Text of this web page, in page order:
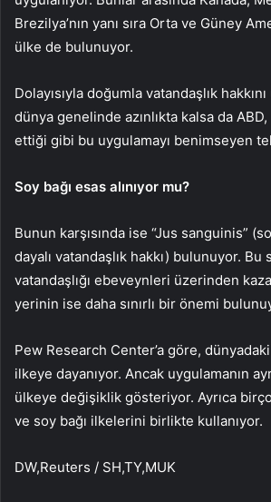
Brezilya’nın yanı sıra Orta ve Güney
ülke de bulunuyor.
Dolayısıyla doğumla vatandaşlık
dünya genelinde azınlıkta kalsa da ABD,
ettiği gibi bu uygulamayı benimseyen
Soy bağı esas alınıyor mu?
Bunun karşısında ise “Jus sanguinis”
dayalı vatandaşlık hakkı) bulunuyor.
vatandaşlığı ebeveynleri üzerinden
yerinin ise daha sınırlı bir önemi
Pew Research Center’a göre,
ilkeye dayanıyor. Ancak uygulamanın
ülkeye değişiklik gösteriyor. Ayrıca
ve soy bağı ilkelerini birlikte kullanıyor.
DW,Reuters / SH,TY,MUK